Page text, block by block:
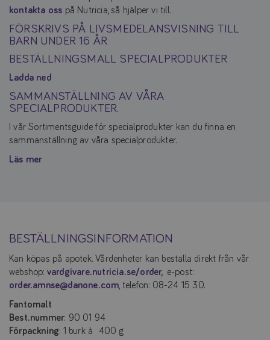
kontakta oss på Nutricia, så hjälper vi till.
FÖRSKRIVS PÅ LIVSMEDELANSVISNING TILL
BARN UNDER 16 ÅR
BESTÄLLNINGSMALL SPECIALPRODUKTER
Ladda ned
SAMMANSTÄLLNING AV VÅRA
SPECIALPRODUKTER.
I vår Sortimentsguide för specialprodukter kan du finna en
sammanställning av våra specialprodukter.
Läs mer
BESTÄLLNINGSINFORMATION
Kan köpas på apotek. Vårdenheter kan beställa direkt från vår
webshop: vardgivare.nutricia.se/order, e-post:
order.amnse@danone.com , telefon: 08-24 15 30.
Fantomalt
Best.nummer: 90 01 94
Förpackning: 1 burk à 400 g